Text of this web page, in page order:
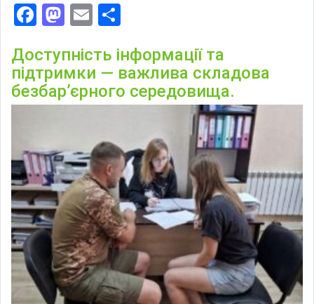
Facebook
Mastodon
Email
Доступність інформації та
підтримки — важлива складова
безбар’єрного середовища.